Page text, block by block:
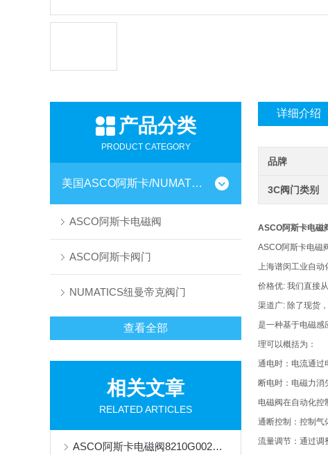
产品分类
PRODUCT CATEGORY
美国ASCO阿斯卡/NUMATICS
ASCO阿斯卡电磁阀
ASCO阿斯卡阀门
NUMATICS纽曼帝克阀门
查看全部
相关文章
RELATED ARTICLES
ASCO阿斯卡电磁阀8210G002技术参数
详细介绍
品牌
3C阀门类别
ASCO阿斯卡电磁
ASCO阿斯卡电磁
上海谱闵工业自动
价格优: 我们直接
渠道广: 除了现货
是一种基于电磁感
理可以概括为：
通电时：电流通过
断电时：电磁力消
电磁阀在自动化控
通断控制：控制气
流量调节：通过调